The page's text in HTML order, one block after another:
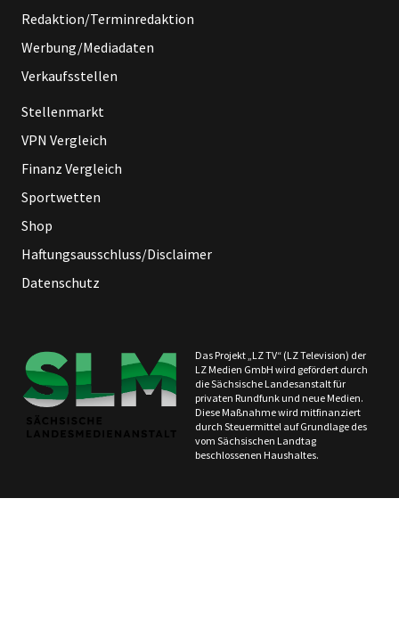
Redaktion/Terminredaktion
Werbung/Mediadaten
Verkaufsstellen
Stellenmarkt
VPN Vergleich
Finanz Vergleich
Sportwetten
Shop
Haftungsausschluss/Disclaimer
Datenschutz
Das Projekt „LZ TV“ (LZ Television) der
LZ Medien GmbH wird gefördert durch
die Sächsische Landesanstalt für
privaten Rundfunk und neue Medien.
Diese Maßnahme wird mitfinanziert
durch Steuermittel auf Grundlage des
vom Sächsischen Landtag
beschlossenen Haushaltes.